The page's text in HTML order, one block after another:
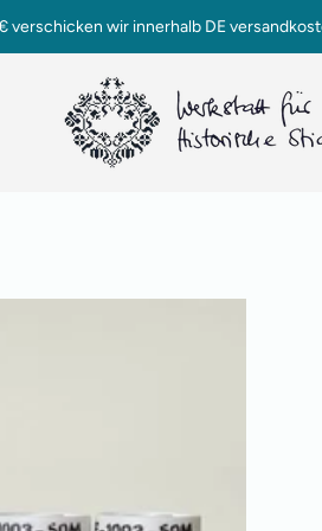
verschicken wir innerhalb DE